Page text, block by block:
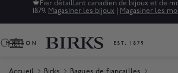
🍁 Fier détaillant canadien de bijoux et de
1879. Magasiner les bijoux Magasiner les
0